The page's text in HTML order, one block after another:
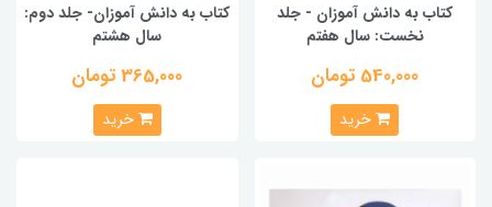
کتاب به دانش آموزان - جلد
نخست: سال هفتم
540,000 تومان
خرید
کتاب به دانش آموزان- جلد دوم:
سال هشتم
365,000 تومان
خرید